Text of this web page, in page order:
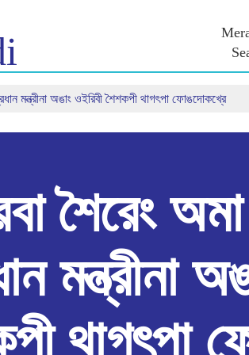
লৈঙাক্লোন কাংলুপশিং
মন্ত্রীনা অঙাং ওইরিবী শৈশকপী থাগৎপা ফোঙদোকখ্রে
শৈরেং
মন্ত্রীনা
থাগৎপা